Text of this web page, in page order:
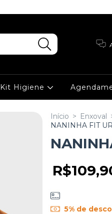
Kit Higiene
Início > Enxoval
NANINHA FIT
5% de